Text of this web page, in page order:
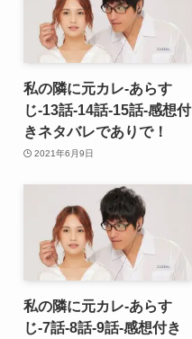
私の隣に元カレ-あらす
じ-13話-14話-15話-感想付
きネタバレでありで！
2021年6月9日
私の隣に元カレ-あらす
じ-7話-8話-9話-感想付き